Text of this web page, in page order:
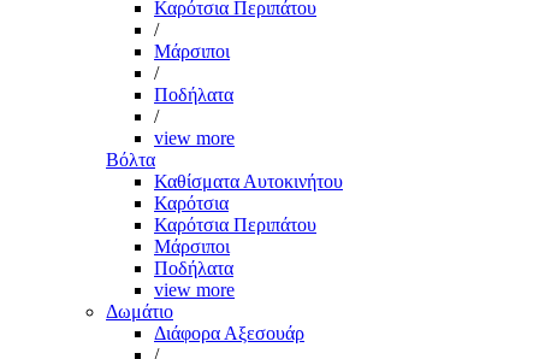
Καρότσια Περιπάτου
/
Μάρσιποι
/
Ποδήλατα
/
view more
Βόλτα
Καθίσματα Αυτοκινήτου
Καρότσια
Καρότσια Περιπάτου
Μάρσιποι
Ποδήλατα
view more
Δωμάτιο
Διάφορα Αξεσουάρ
/